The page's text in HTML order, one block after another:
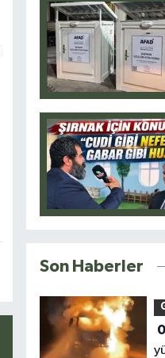
Son Haberler